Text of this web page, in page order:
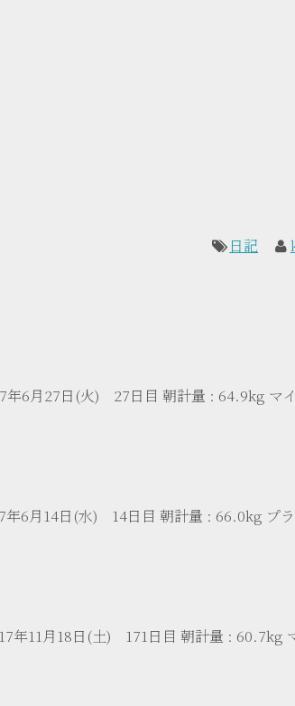
日記
年6月27日(火) 27日目 朝計量 : 64.9kg マ
年6月14日(水) 14日目 朝計量 : 66.0kg プラ
年11月18日(土) 171日目 朝計量 : 60.7kg